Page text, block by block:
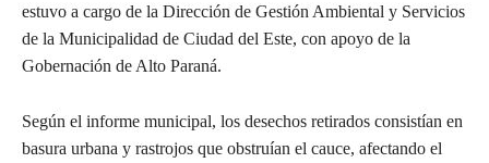
estuvo a cargo de la Dirección de Gestión Ambiental y Servicios
de la Municipalidad de Ciudad del Este, con apoyo de la
Gobernación de Alto Paraná.
Según el informe municipal, los desechos retirados consistían en
basura urbana y rastrojos que obstruían el cauce, afectando el